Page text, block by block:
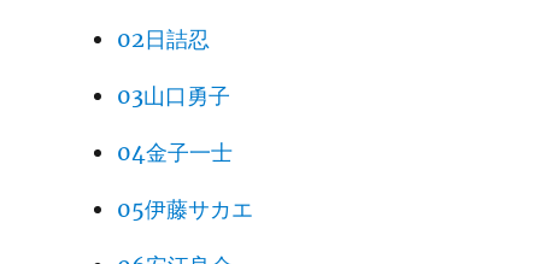
02日詰忍
03山口勇子
04金子一士
05伊藤サカエ